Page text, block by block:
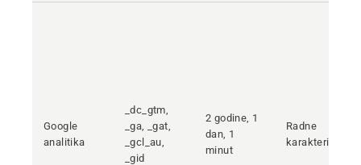
Google
analitika
_dc_gtm,
_ga, _gat,
_gcl_au,
_gid
2 godine, 1
dan, 1
minut
Radne
karakteristike